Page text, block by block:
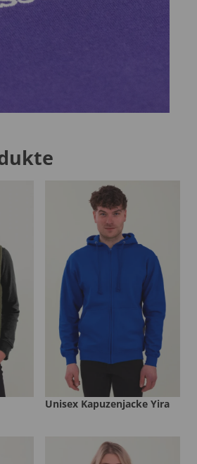
Unisex Kapuzenjacke Yira